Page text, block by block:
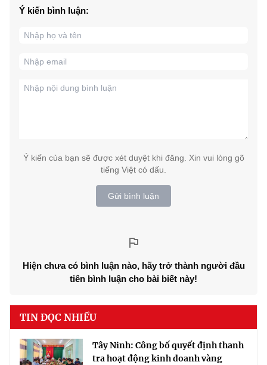
Ý kiến bình luận:
Ý kiến của bạn sẽ được xét duyệt khi đăng. Xin vui lòng gõ
tiếng Việt có dấu.
Gửi bình luận
Hiện chưa có bình luận nào, hãy trở thành người đầu
tiên bình luận cho bài biết này!
TIN ĐỌC NHIỀU
Tây Ninh: Công bố quyết định thanh
tra hoạt động kinh doanh vàng